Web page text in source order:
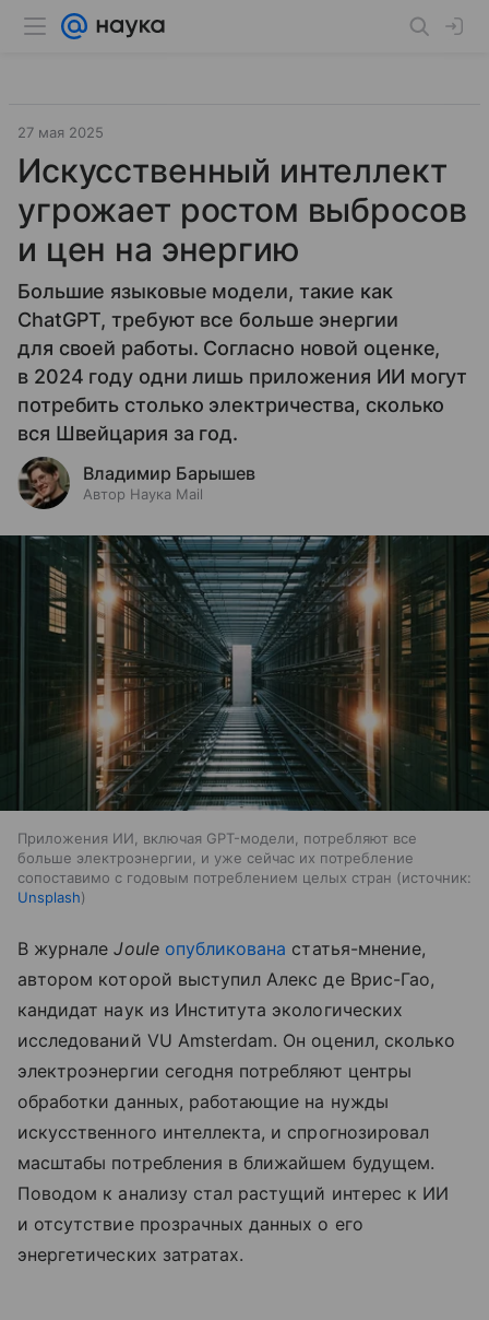
27 мая 2025
Искусственный интеллект
угрожает ростом выбросов
и цен на энергию
Большие языковые модели, такие как
ChatGPT, требуют все больше энергии
для своей работы. Согласно новой оценке,
в 2024 году одни лишь приложения ИИ могут
потребить столько электричества, сколько
вся Швейцария за год.
Владимир Барышев
Автор Наука Mail
Приложения ИИ, включая GPT-модели, потребляют все
больше электроэнергии, и уже сейчас их потребление
сопоставимо с годовым потреблением целых стран
источник:
Unsplash
В журналеJoule опубликована статья-мнение,
автором которой выступил Алекс де Врис-Гао,
кандидат наук из Института экологических
исследований VU Amsterdam. Он оценил, сколько
электроэнергии сегодня потребляют центры
обработки данных, работающие на нужды
искусственного интеллекта, и спрогнозировал
масштабы потребления в ближайшем будущем.
Поводом к анализу стал растущий интерес к ИИ
и отсутствие прозрачных данных о его
энергетических затратах.